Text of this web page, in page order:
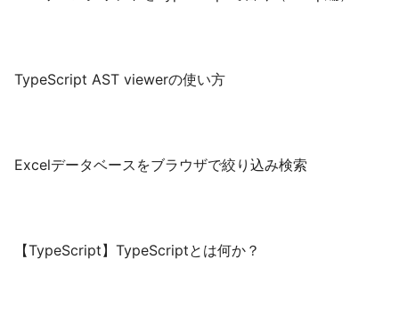
TypeScript AST viewerの使い方
Excelデータベースをブラウザで絞り込み検索
【TypeScript】TypeScriptとは何か？